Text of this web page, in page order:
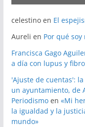
celestinoen El
Aureli en Por qué
Francisca Gago
a día con lupus y
'Ajuste de cuentas':
un ayuntamiento, de
Periodismoen «Mi
la igualdad y la
mundo»